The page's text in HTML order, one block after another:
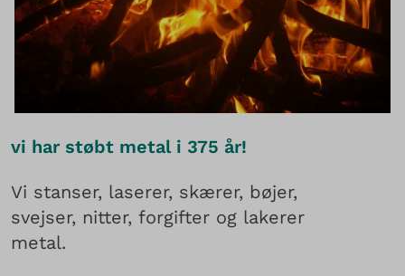
vi har støbt metal i 375 år!
Vi stanser, laserer, skærer, bøjer,
svejser, nitter, forgifter og lakerer
metal.